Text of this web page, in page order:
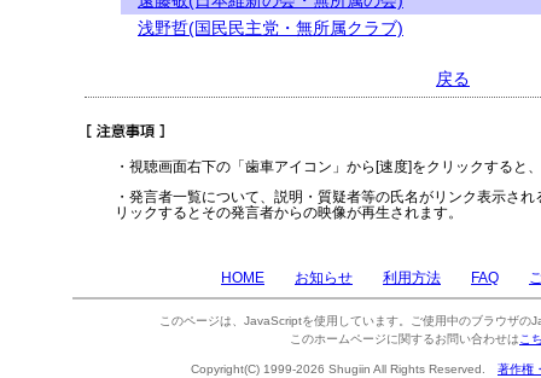
浅野哲(国民民主党・無所属クラブ)
戻る
・視聴画面右下の「歯車アイコン」から[速度]をクリックすると
・発言者一覧について、説明・質疑者等の氏名がリンク表示さ
リックするとその発言者からの映像が再生されます。
HOME お知らせ 利用方法 FAQ
このページは、JavaScriptを使用しています。ご使用中のブラウザの
このホームページに関するお問い合わせは こ
Copyright(C) 1999-2026 Shugiin All Rights Reserved. 著作権